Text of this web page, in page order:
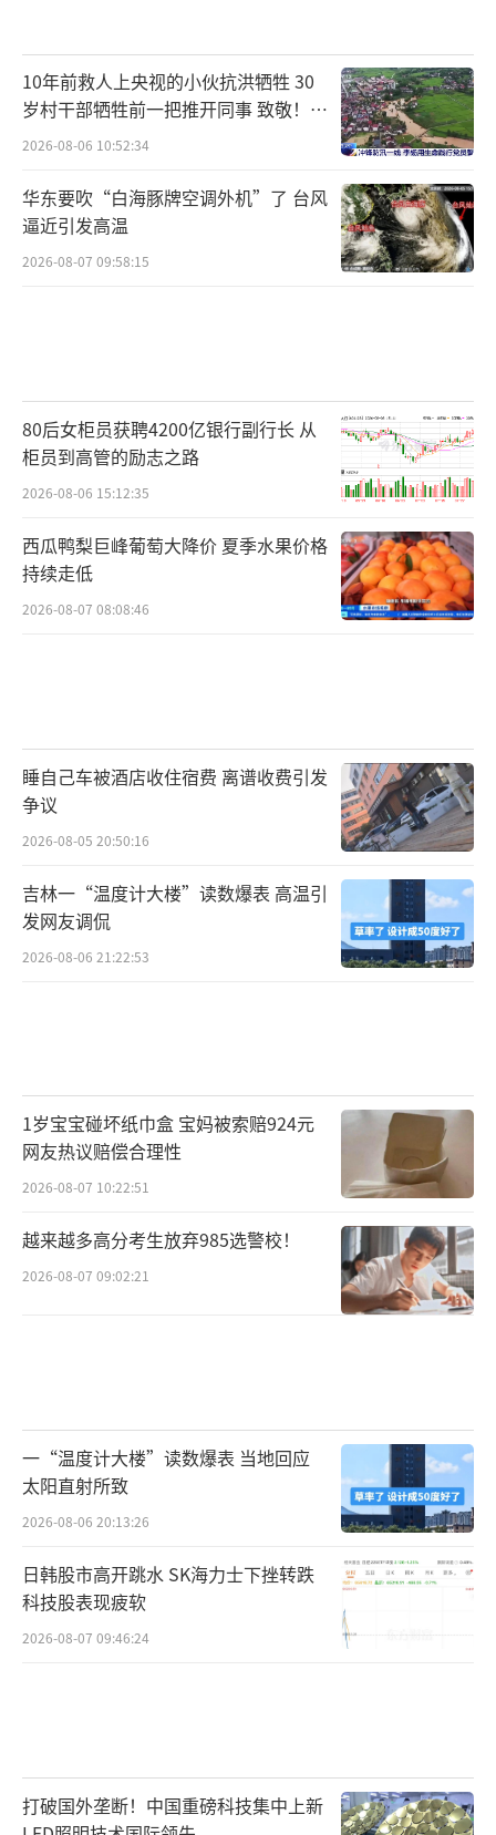
10年前救人上央视的小伙抗洪牺牲 30
岁村干部牺牲前一把推开同事 致敬！送
别！
2026-08-06 10:52:34
华东要吹“白海豚牌空调外机”了 台风
逼近引发高温
2026-08-07 09:58:15
80后女柜员获聘4200亿银行副行长 从
柜员到高管的励志之路
2026-08-06 15:12:35
西瓜鸭梨巨峰葡萄大降价 夏季水果价格
持续走低
2026-08-07 08:08:46
睡自己车被酒店收住宿费 离谱收费引发
争议
2026-08-05 20:50:16
吉林一“温度计大楼”读数爆表 高温引
发网友调侃
2026-08-06 21:22:53
1岁宝宝碰坏纸巾盒 宝妈被索赔924元
网友热议赔偿合理性
2026-08-07 10:22:51
越来越多高分考生放弃985选警校！
2026-08-07 09:02:21
一“温度计大楼”读数爆表 当地回应
太阳直射所致
2026-08-06 20:13:26
日韩股市高开跳水 SK海力士下挫转跌
科技股表现疲软
2026-08-07 09:46:24
打破国外垄断！中国重磅科技集中上新